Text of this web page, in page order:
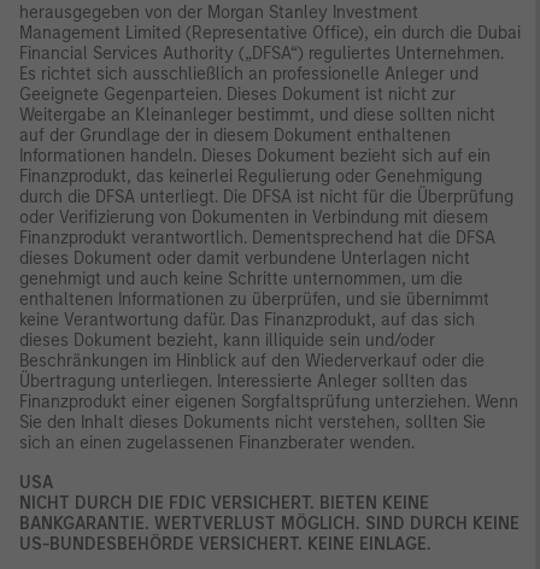
herausgegeben von der Morgan Stanley Investment
Management Limited (Representative Office), ein durch die Dubai
Financial Services Authority („DFSA“) reguliertes Unternehmen.
Es richtet sich ausschließlich an professionelle Anleger und
Geeignete Gegenparteien. Dieses Dokument ist nicht zur
Weitergabe an Kleinanleger bestimmt, und diese sollten nicht
auf der Grundlage der in diesem Dokument enthaltenen
Informationen handeln. Dieses Dokument bezieht sich auf ein
Finanzprodukt, das keinerlei Regulierung oder Genehmigung
durch die DFSA unterliegt. Die DFSA ist nicht für die Überprüfung
oder Verifizierung von Dokumenten in Verbindung mit diesem
Finanzprodukt verantwortlich. Dementsprechend hat die DFSA
dieses Dokument oder damit verbundene Unterlagen nicht
genehmigt und auch keine Schritte unternommen, um die
enthaltenen Informationen zu überprüfen, und sie übernimmt
keine Verantwortung dafür. Das Finanzprodukt, auf das sich
dieses Dokument bezieht, kann illiquide sein und/oder
Beschränkungen im Hinblick auf den Wiederverkauf oder die
Übertragung unterliegen. Interessierte Anleger sollten das
Finanzprodukt einer eigenen Sorgfaltsprüfung unterziehen. Wenn
Sie den Inhalt dieses Dokuments nicht verstehen, sollten Sie
sich an einen zugelassenen Finanzberater wenden.
USA
NICHT DURCH DIE FDIC VERSICHERT. BIETEN KEINE
BANKGARANTIE. WERTVERLUST MÖGLICH. SIND DURCH KEINE
US-BUNDESBEHÖRDE VERSICHERT. KEINE EINLAGE.